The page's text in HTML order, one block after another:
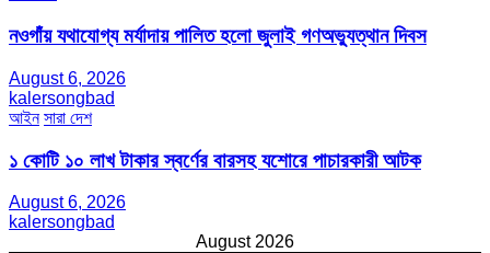
নওগাঁয় যথাযোগ্য মর্যাদায় পালিত হলো জুলাই গণঅভ্যুত্থান দিবস
August 6, 2026
kalersongbad
আইন সারা দেশ
১ কোটি ১০ লাখ টাকার স্বর্ণের বারসহ যশোরে পাচারকারী আটক​
August 6, 2026
kalersongbad
August 2026